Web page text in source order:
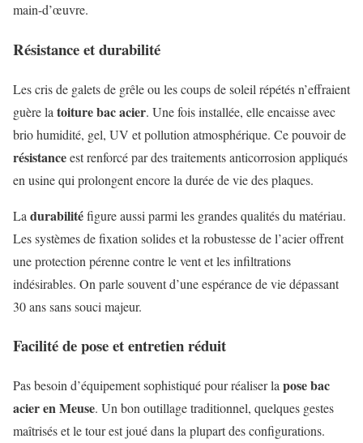
main-d’œuvre.
Résistance et durabilité
Les cris de galets de grêle ou les coups de soleil répétés n’effraient
guère la toiture bac acier. Une fois installée, elle encaisse avec
brio humidité, gel, UV et pollution atmosphérique. Ce pouvoir de
résistanceest renforcé par des traitements anticorrosion appliqués
en usine qui prolongent encore la durée de vie des plaques.
La durabilitéfigure aussi parmi les grandes qualités du matériau.
Les systèmes de fixation solides et la robustesse de l’acier offrent
une protection pérenne contre le vent et les infiltrations
indésirables. On parle souvent d’une espérance de vie dépassant
30 ans sans souci majeur.
Facilité de pose et entretien réduit
Pas besoin d’équipement sophistiqué pour réaliser la pose bac
acier en Meuse. Un bon outillage traditionnel, quelques gestes
maîtrisés et le tour est joué dans la plupart des configurations.